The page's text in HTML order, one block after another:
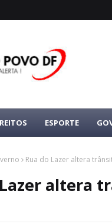
ESPORTE
Rua do Lazer altera
altera